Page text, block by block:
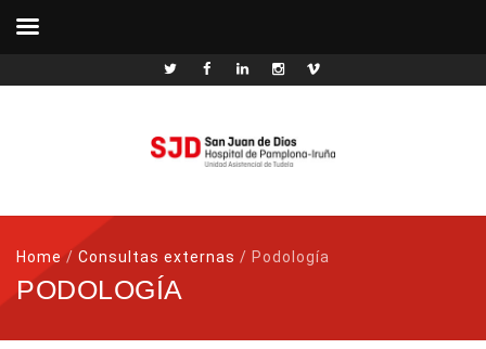
Home/ Consultas externas / Podología
PODOLOGÍA